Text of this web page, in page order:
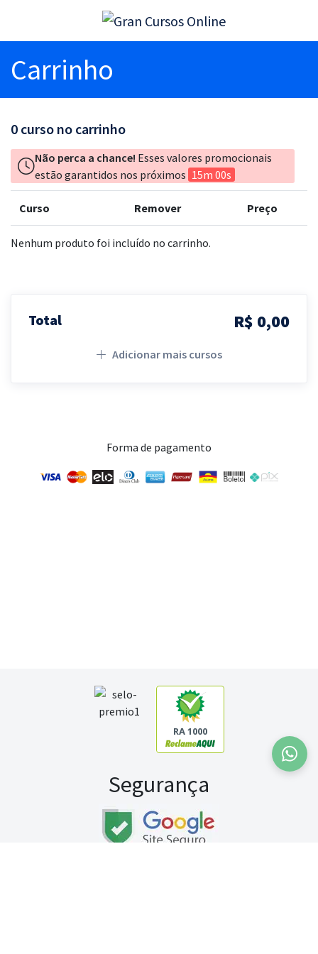
Carrinho
0 curso no carrinho
Não perca a chance! Esses valores promocionais
estão garantidos nos próximos 15m 00s
Curso Remover Preço
Nenhum produto foi incluído no carrinho.
Total R$ 0,00
Adicionar mais cursos
Forma de pagamento
RA 1000
Segurança